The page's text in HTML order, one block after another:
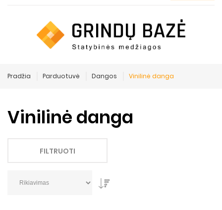
Pradžia Parduotuvė Dangos Vinilinė danga
Vinilinė danga
FILTRUOTI